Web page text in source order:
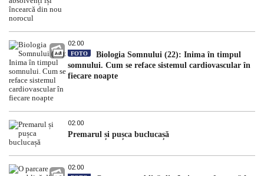
02:00
FOTO
Biologia Somnului (22): Inima în timpul
somnului. Cum se reface sistemul cardiovascular în
fiecare noapte
02:00
Premarul și pușca buclucașă
02:00